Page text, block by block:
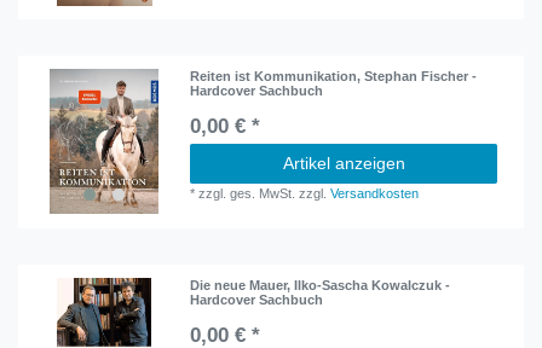
Reiten ist Kommunikation, Stephan Fischer -
Hardcover Sachbuch
0,00 € *
Artikel anzeigen
*zzgl. ges. MwSt. zzgl.Versandkosten
Die neue Mauer, Ilko-Sascha Kowalczuk -
Hardcover Sachbuch
0,00 € *